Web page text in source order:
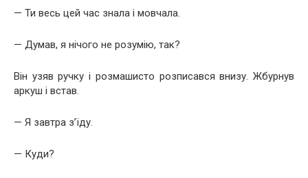
— Ти весь цей час знала і мовчала.
— Думав, я нічого не розумію, так?
Він узяв ручку і розмашисто розписався внизу. Жбурнув
аркуш і встав.
— Я завтра з’їду.
— Куди?